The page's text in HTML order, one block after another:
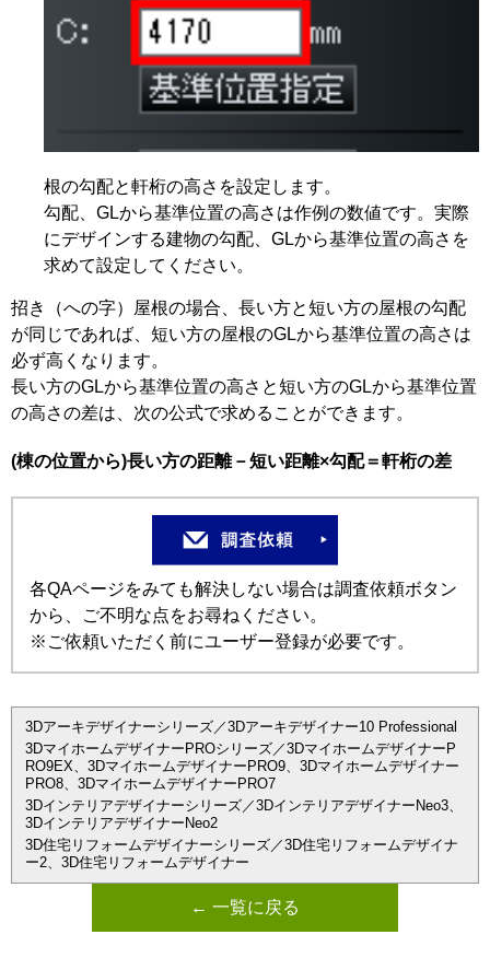
根の勾配と軒桁の高さを設定します。
勾配、GLから基準位置の高さは作例の数値です。実際
にデザインする建物の勾配、GLから基準位置の高さを
求めて設定してください。
招き（への字）屋根の場合、長い方と短い方の屋根の勾配
が同じであれば、短い方の屋根のGLから基準位置の高さは
必ず高くなります。
長い方のGLから基準位置の高さと短い方のGLから基準位置
の高さの差は、次の公式で求めることができます。
(棟の位置から)長い方の距離－短い距離×勾配＝軒桁の差
各QAページをみても解決しない場合は調査依頼ボタン
から、ご不明な点をお尋ねください。
※ご依頼いただく前にユーザー登録が必要です。
3Dアーキデザイナーシリーズ／3Dアーキデザイナー10 Professional
3DマイホームデザイナーPROシリーズ／3DマイホームデザイナーP
RO9EX、3DマイホームデザイナーPRO9、3Dマイホームデザイナー
PRO8、3DマイホームデザイナーPRO7
3Dインテリアデザイナーシリーズ／3DインテリアデザイナーNeo3、
3DインテリアデザイナーNeo2
3D住宅リフォームデザイナーシリーズ／3D住宅リフォームデザイナ
ー2、3D住宅リフォームデザイナー
← 一覧に戻る